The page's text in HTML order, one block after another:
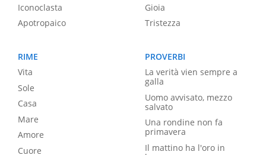
Iconoclasta
Apotropaico
Gioia
Tristezza
RIME
Vita
Sole
Casa
Mare
Amore
Cuore
PROVERBI
La verità vien sempre a
galla
Uomo avvisato, mezzo
salvato
Una rondine non fa
primavera
Il mattino ha l'oro in